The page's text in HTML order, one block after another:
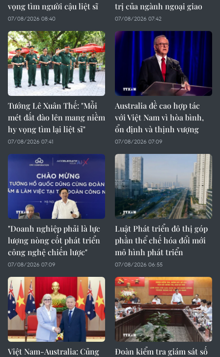
vọng tìm người cậu liệt sĩ
07/08/2026 08:40
trị của ngành ngoại giao
07/08/2026 07:42
Tướng Lê Xuân Thế: "Mỗi
mét đất đào lên mang niềm
hy vọng tìm lại liệt sĩ"
07/08/2026 07:41
Australia đề cao hợp tác
với Việt Nam vì hòa bình,
ổn định và thịnh vượng
07/08/2026 07:09
"Doanh nghiệp phải là lực
lượng nòng cốt phát triển
công nghệ chiến lược"
07/08/2026 07:09
Luật Phát triển đô thị góp
phần thể chế hóa đổi mới
mô hình phát triển
07/08/2026 06:55
Việt Nam-Australia: Củng
Đoàn kiểm tra giám sát số